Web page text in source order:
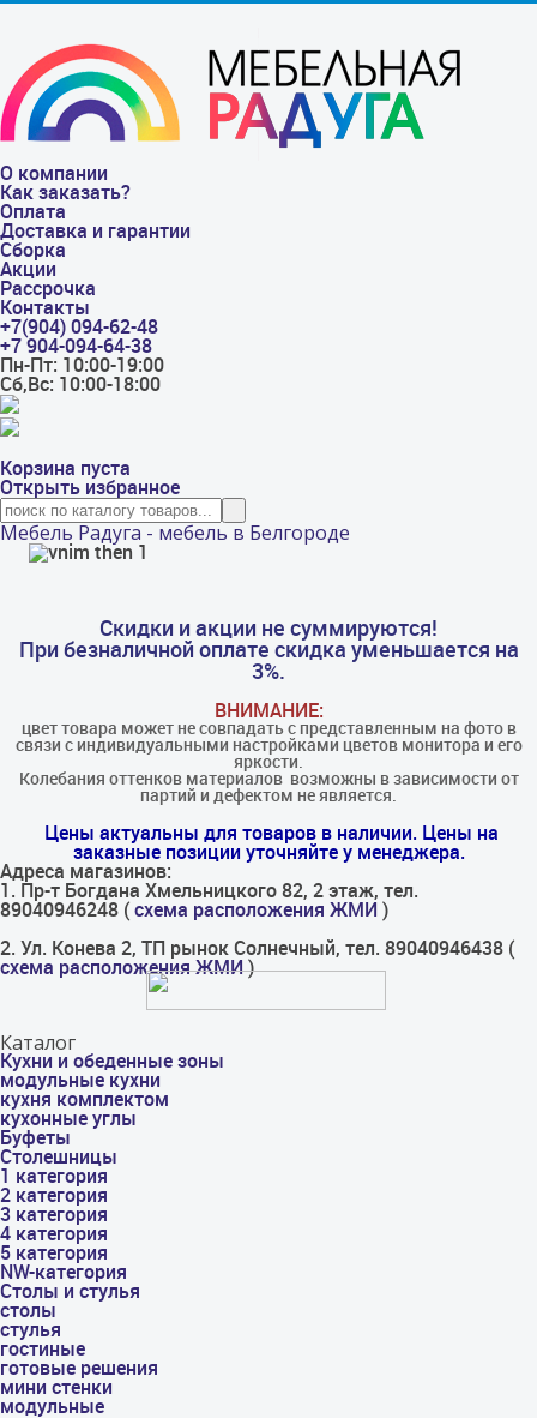
О компании
Как заказать?
Оплата
Доставка и гарантии
Сборка
Акции
Рассрочка
Контакты
+7(904) 094-62-48
+7 904-094-64-38
Пн-Пт: 10:00-19:00
Сб,Вс: 10:00-18:00
Корзина пуста
Открыть избранное
Мебель Радуга - мебель в Белгороде
Скидки и акции не суммируются!
При безналичной оплате скидка уменьшается на
3%.
ВНИМАНИЕ:
цвет товара может не совпадать с представленным на фото в
связи с индивидуальными настройками цветов монитора и его
яркости.
Колебания оттенков материалов​ ​ возможны в зависимости от
партий и дефектом не является.
Цены актуальны для товаров в наличии. Цены на
заказные позиции уточняйте у менеджера.
Адреса магазинов:
1. Пр-т Богдана Хмельницкого 82, 2 этаж, тел.
89040946248 ( схема расположения ЖМИ )
2. Ул. Конева 2, ТП рынок Солнечный, тел. 89040946438 (
схема расположения ЖМИ)
Каталог
Кухни и обеденные зоны
модульные кухни
кухня комплектом
кухонные углы
Буфеты
Столешницы
1 категория
2 категория
3 категория
4 категория
5 категория
NW-категория
Столы и стулья
столы
стулья
гостиные
готовые решения
мини стенки
модульные